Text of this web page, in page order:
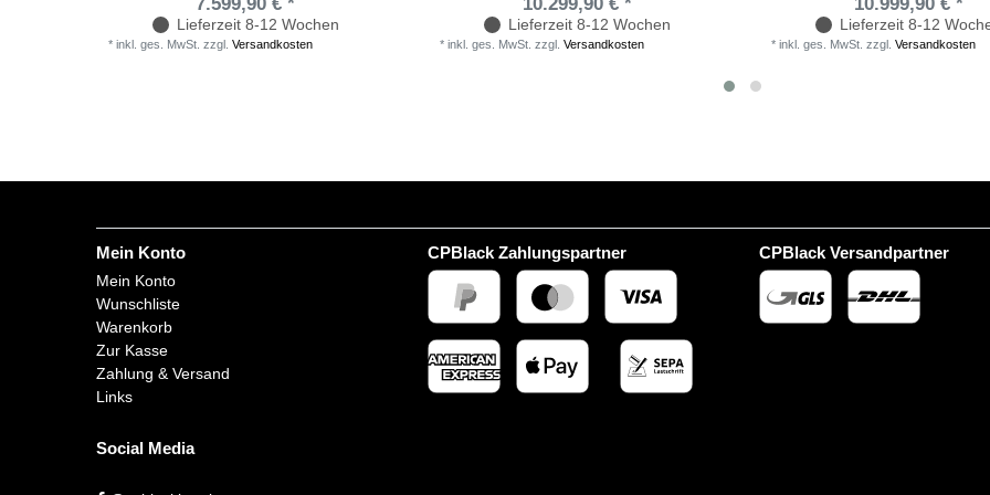
Lieferzeit 8-12 Wochen
*inkl. ges. MwSt. zzgl.Versandkosten
Lieferzeit 8-12 Wochen
*inkl. ges. MwSt. zzgl.Versandkosten
Lieferzeit 8-12
*inkl. ges. MwSt. zzgl.Versandkosten
Mein Konto
Mein Konto
Wunschliste
Warenkorb
Zur Kasse
Zahlung & Versand
Links
Social Media
CPBlack Zahlungspartner CPBlack Versandpartner